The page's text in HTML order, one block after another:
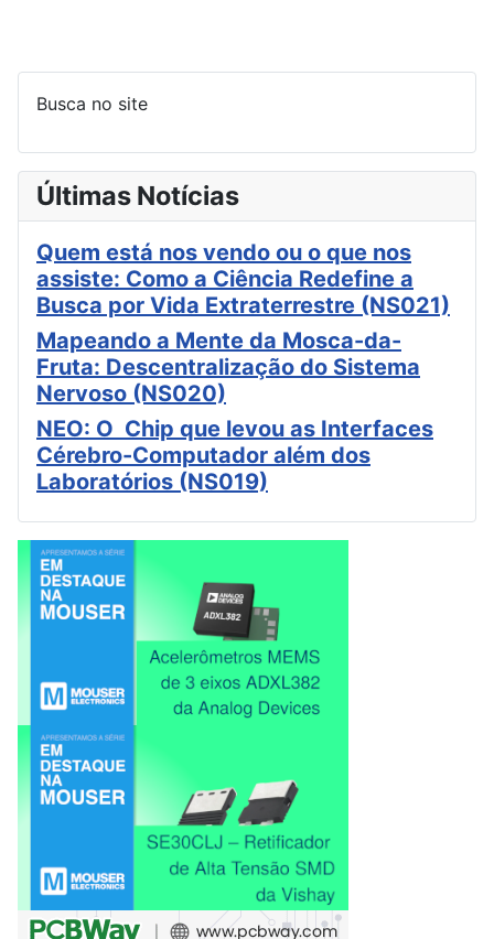
Busca no site
Últimas Notícias
Quem está nos vendo ou o que nos
assiste: Como a Ciência Redefine a
Busca por Vida Extraterrestre (NS021)
Mapeando a Mente da Mosca-da-
Fruta: Descentralização do Sistema
Nervoso (NS020)
NEO: O Chip que levou as Interfaces
Cérebro-Computador além dos
Laboratórios (NS019)